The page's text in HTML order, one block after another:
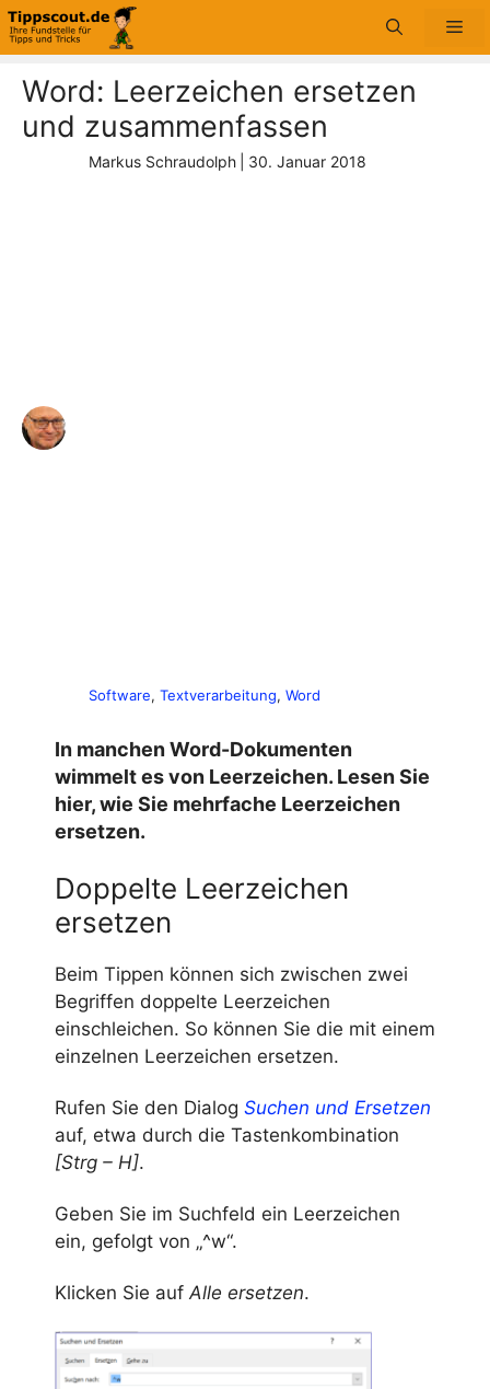
Zum
Inhalt
Word: Leerzeichen ersetzen
und zusammenfassen
Markus Schraudolph 30. Januar 2018
Software, Textverarbeitung, Word
In manchen Word-Dokumenten
wimmelt es von Leerzeichen. Lesen Sie
hier, wie Sie mehrfache Leerzeichen
ersetzen.
Doppelte Leerzeichen
ersetzen
Beim Tippen können sich zwischen zwei
Begriffen doppelte Leerzeichen
einschleichen. So können Sie die mit einem
einzelnen Leerzeichen ersetzen.
Rufen Sie den Dialog Suchen und Ersetzen
auf, etwa durch die Tastenkombination
[Strg – H].
Geben Sie im Suchfeld ein Leerzeichen
ein, gefolgt von „^w“.
Klicken Sie auf Alle ersetzen.